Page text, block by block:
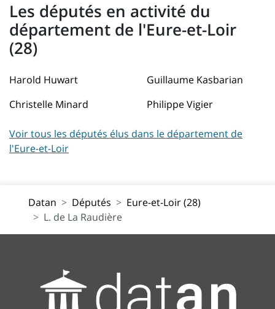
Les députés en activité du
département de l'Eure-et-Loir
(28)
Harold Huwart
Guillaume Kasbarian
Christelle Minard
Philippe Vigier
Voir tous les députés élus dans le département de
l'Eure-et-Loir
Datan Députés
Eure-et-Loir (28)
L. de La Raudière